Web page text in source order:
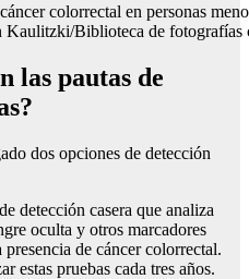
colorrectal en personas
Kaulitzki/Biblioteca de fotografías
las pautas de
dos opciones de detección
detección casera que analiza
oculta y otros marcadores
de cáncer colorrectal.
estas pruebas cada tres años.